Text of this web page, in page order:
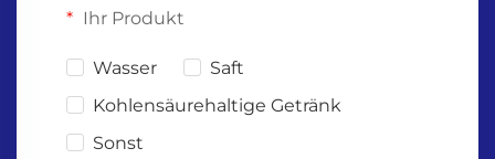
Ihr Produkt
Wasser
Saft
Kohlensäurehaltige Getränk
Sonst